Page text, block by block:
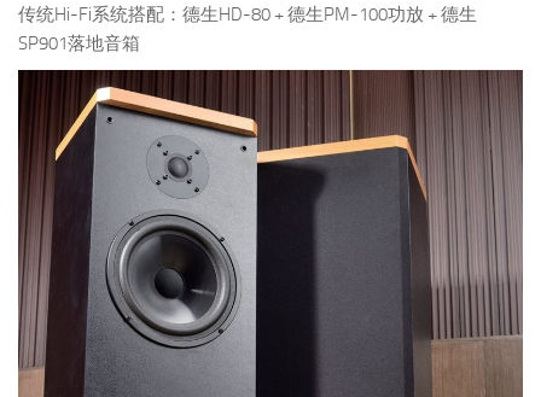
传统Hi-Fi系统搭配：德生HD-80 + 德生PM-100功放 + 德生
SP901落地音箱